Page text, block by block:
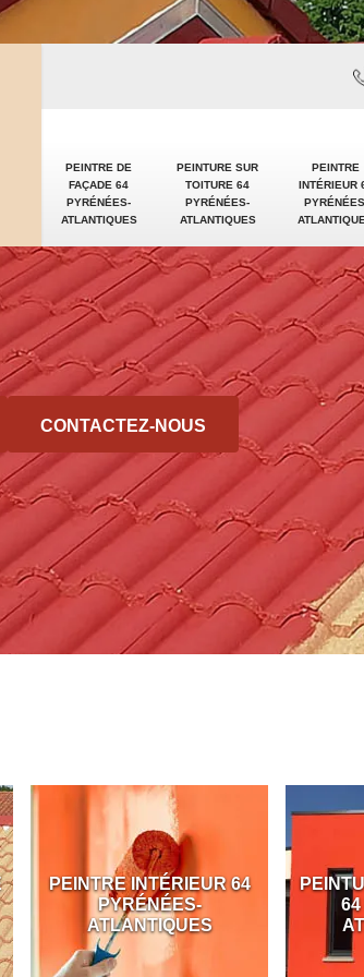
PEINTRE DE
FAÇADE 64
PYRÉNÉES-
ATLANTIQUES
PEINTURE SUR
TOITURE 64
PYRÉNÉES-
ATLANTIQUES
PEINTRE
INTÉRIEUR
CONTACTEZ-NOUS
PEINTURE EXTÉRIEURE
64 PYRÉNÉES-
ATLANTIQUES